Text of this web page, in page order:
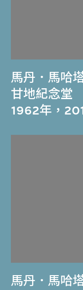
馬丹．馬哈
甘地紀念堂
1962年，
馬丹．馬哈